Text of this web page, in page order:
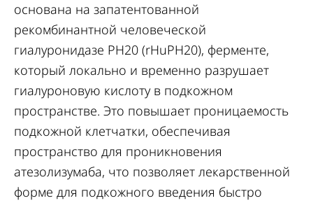
основана на запатентованной
рекомбинантной человеческой
гиалуронидазе PH20 (rHuPH20), ферменте,
который локально и временно разрушает
гиалуроновую кислоту в подкожном
пространстве. Это повышает проницаемость
подкожной клетчатки, обеспечивая
пространство для проникновения
атезолизумаба, что позволяет лекарственной
форме для подкожного введения быстро